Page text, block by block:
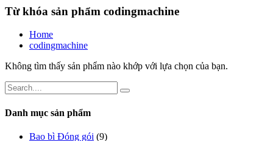
Từ khóa sản phẩm codingmachine
Home
codingmachine
Không tìm thấy sản phẩm nào khớp với lựa chọn của bạn.
Danh mục sản phẩm
Bao bì Đóng gói (9)